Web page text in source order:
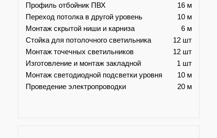
Профиль отбойник ПВХ
16 м
Переход потолка в другой уровень
10 м
Монтаж скрытой ниши и карниза
6 м
Стойка для потолочного светильника
12 шт
Монтаж точечных светильников
12 шт
Изготовление и монтаж закладной
1 шт
Монтаж светодиодной подсветки уровня
10 м
Проведение электропроводки
20 м